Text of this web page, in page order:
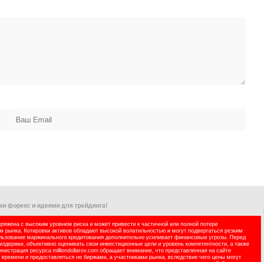
форекс и идеями для трейдинга!
с высоким уровнем риска и может привести к частичной или полной потере
Котировки активов обладают высокой волатильностью и могут подвергаться резким
маржинального кредитования дополнительно усиливает финансовые угрозы. Перед
объективно оценивать свои инвестиционные цели и уровень компетентности, а также
ресурса milliondollarov.com обращает внимание, что представленная на сайте
и предоставляться не биржами, а участниками рынка, вследствие чего цены могут